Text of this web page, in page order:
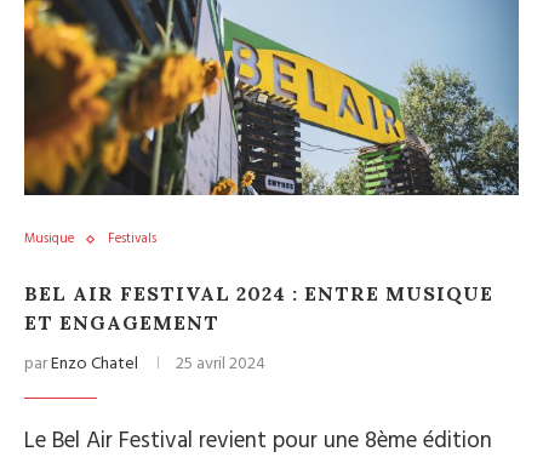
Musique Festivals
BEL AIR FESTIVAL 2024 : ENTRE MUSIQUE
ET ENGAGEMENT
parEnzo Chatel 25 avril 2024
Le Bel Air Festival revient pour une 8ème édition